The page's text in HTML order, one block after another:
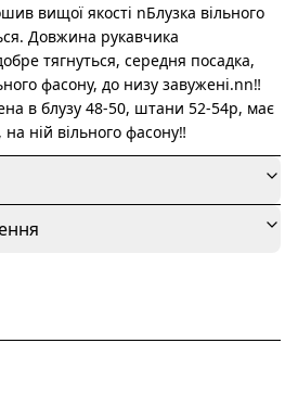
вищої якості nБлузка вільного
Довжина рукавчика
тягнуться, середня посадка,
фасону, до низу завужені.nn‼️
в блузу 48-50, штани 52-54р, має
ній вільного фасону‼️